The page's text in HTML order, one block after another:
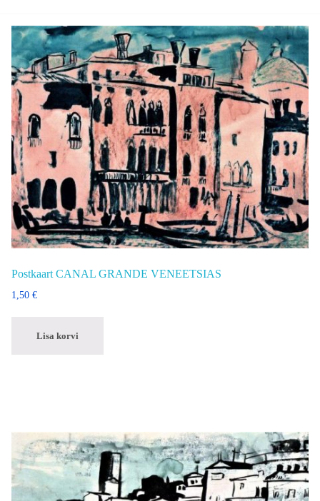
Postkaart CANAL GRANDE VENEETSIAS
1,50 €
Lisa korvi